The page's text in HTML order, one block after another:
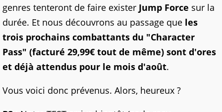
genres tenteront de faire exister Jump Force sur la
durée. Et nous découvrons au passage que les
trois prochains combattants du "Character
Pass" (facturé 29,99€ tout de même) sont d'ores
et déjà attendus pour le mois d'août.
Vous voici donc prévenus. Alors, heureux ?